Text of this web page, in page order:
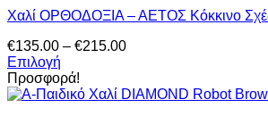
Χαλί ΟΡΘΟΔΟΞΙΑ – ΑΕΤΟΣ Κόκκινο
€135.00 – €215.00Price
through
Επιλογή
Αυτό
το
Προσφορά!